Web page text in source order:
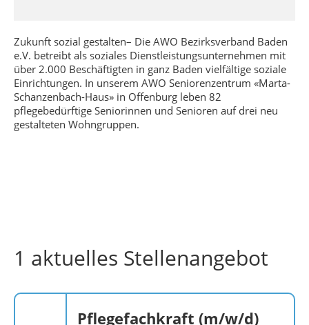
Zukunft sozial gestalten– Die AWO Bezirksverband Baden
e.V. betreibt als soziales Dienstleistungsunternehmen mit
über 2.000 Beschäftigten in ganz Baden vielfältige soziale
Einrichtungen. In unserem AWO Seniorenzentrum «Marta-
Schanzenbach-Haus» in Offenburg leben 82
pflegebedürftige Seniorinnen und Senioren auf drei neu
gestalteten Wohngruppen.
1 aktuelles Stellenangebot
Pflegefachkraft (m/w/d)